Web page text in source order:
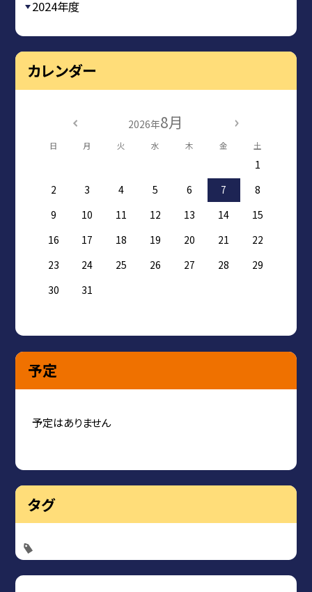
2024年度
カレンダー
2026年8月
日 月 火 水 木 金 土
1
2
3 4 5 6 7
8
9
10 11 12 13 14
15
16
17 18 19 20 21
22
23
24 25 26 27 28
29
30
31
予定
予定はありません
タグ